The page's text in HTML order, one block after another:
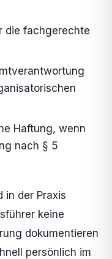
die fachgerechte
Haftung, wenn
nach § 5
in der Praxis
keine
dokumentieren
persönlich im